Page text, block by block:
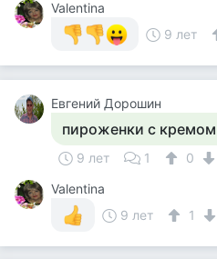
Valentina
9 лет
Евгений Дорошин
пироженки с кремом
9 лет 1
0
Valentina
9 лет
1